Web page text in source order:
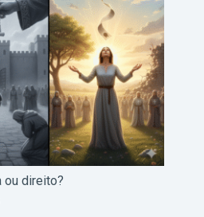
ou direito?